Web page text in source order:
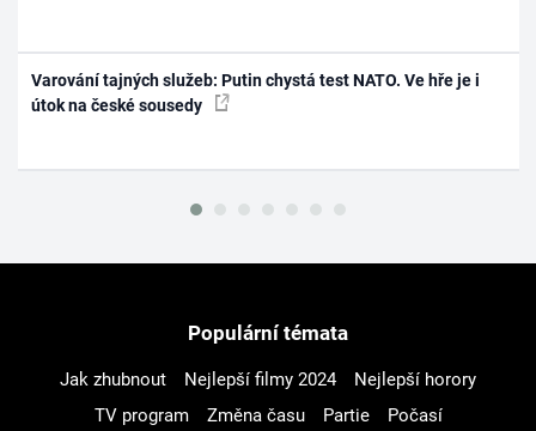
Varování tajných služeb: Putin chystá test NATO. Ve hře je i
útok na české sousedy
Populární témata
Jak zhubnout Nejlepší filmy 2024
Nejlepší horory
TV program
Změna času Partie
Počasí